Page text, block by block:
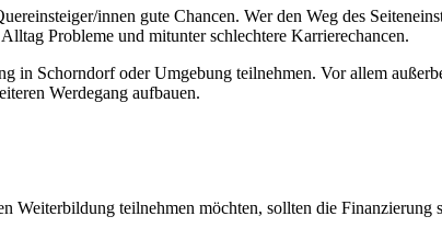
innen gute Chancen. Wer den Weg des
Probleme und mitunter schlechtere Karrierechancen.
in Schorndorf oder Umgebung teilnehmen. Vor allem
Werdegang aufbauen.
teilnehmen möchten, sollten die Finanzierung